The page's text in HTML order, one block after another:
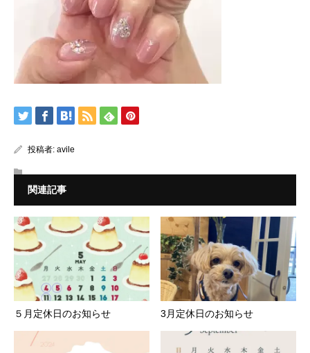
投稿者: avile
関連記事
５月定休日のお知らせ 3月定休日のお知らせ